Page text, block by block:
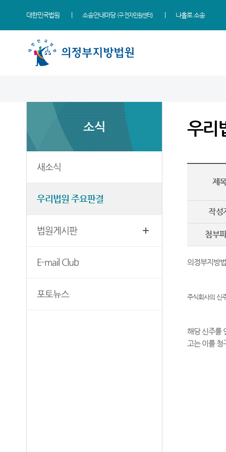
대한민국법원 소송안내마당 (구 전자민원센터) 나홀로 소송
조직 및 전화번호
시/군 법원
청사안내
남양주지원
우리법원 주요판결
법원게시판
법률상담안내
자주묻는질문
재판안내서
장애인·외국인 등의 접근 및
사건검색
판결서사본 제공신청
부조리 신고센터
칭찬합니다
소식
새소식
우리법원 주요판결
법원게시판
E-mail Club
포토뉴스
우리
제
작성
첨부
의정부지방
주식회사의 신
해당 신주를
고는 이를 청